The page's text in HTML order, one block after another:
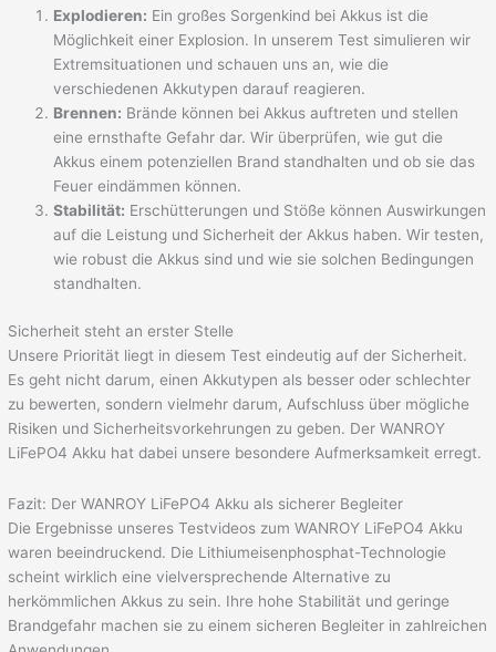
Explodieren: Ein großes Sorgenkind bei Akkus ist die
Möglichkeit einer Explosion. In unserem Test simulieren wir
Extremsituationen und schauen uns an, wie die
verschiedenen Akkutypen darauf reagieren.
Brennen: Brände können bei Akkus auftreten und stellen
eine ernsthafte Gefahr dar. Wir überprüfen, wie gut die
Akkus einem potenziellen Brand standhalten und ob sie das
Feuer eindämmen können.
Stabilität: Erschütterungen und Stöße können Auswirkungen
auf die Leistung und Sicherheit der Akkus haben. Wir testen,
wie robust die Akkus sind und wie sie solchen Bedingungen
standhalten.
Sicherheit steht an erster Stelle
Unsere Priorität liegt in diesem Test eindeutig auf der Sicherheit.
Es geht nicht darum, einen Akkutypen als besser oder schlechter
zu bewerten, sondern vielmehr darum, Aufschluss über mögliche
Risiken und Sicherheitsvorkehrungen zu geben. Der WANROY
LiFePO4 Akku hat dabei unsere besondere Aufmerksamkeit erregt.
Fazit: Der WANROY LiFePO4 Akku als sicherer Begleiter
Die Ergebnisse unseres Testvideos zum WANROY LiFePO4 Akku
waren beeindruckend. Die Lithiumeisenphosphat-Technologie
scheint wirklich eine vielversprechende Alternative zu
herkömmlichen Akkus zu sein. Ihre hohe Stabilität und geringe
Brandgefahr machen sie zu einem sicheren Begleiter in zahlreichen